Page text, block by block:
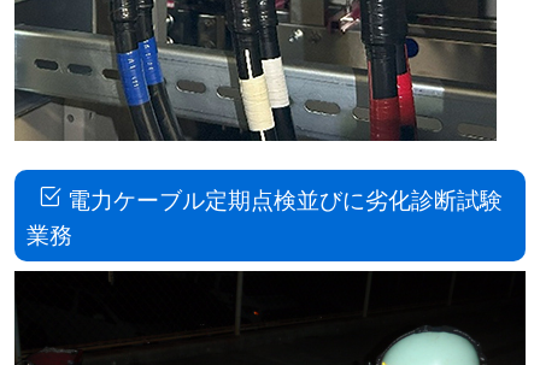
電力ケーブル定期点検並びに劣化診断試験
業務